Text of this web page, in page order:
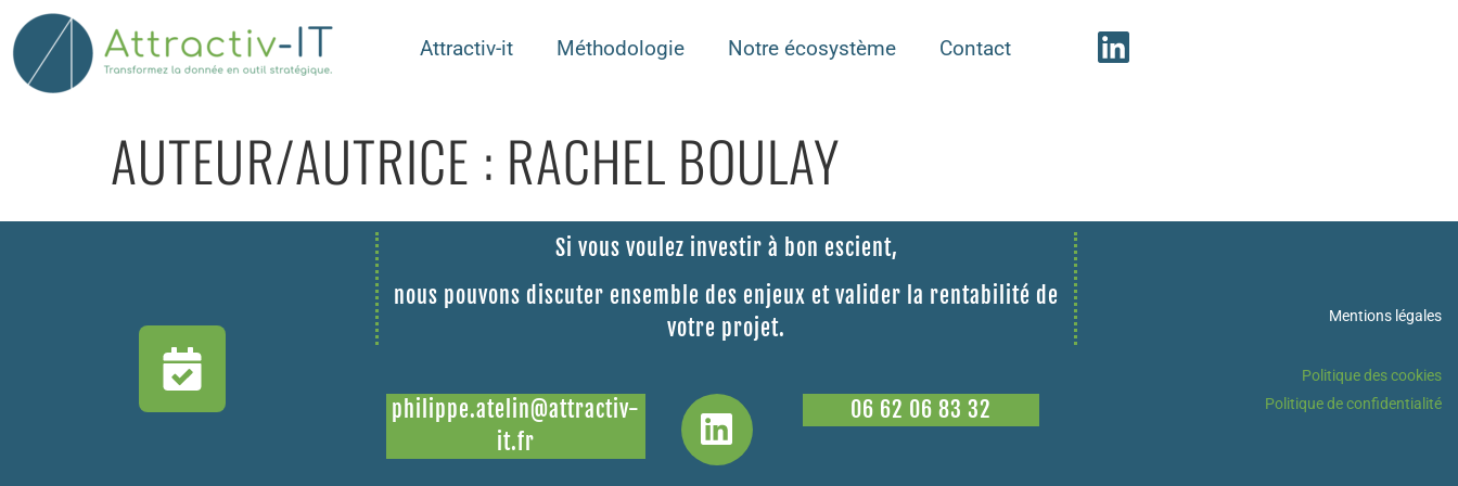
Attractiv-it Méthodologie Notre écosystème Contact
AUTEUR/AUTRICE : RACHEL BOULAY
Si vous voulez investir à bon escient,
nous pouvons discuter ensemble des enjeux et valider la rentabilité de
votre projet.
philippe.atelin@attractiv-
it.fr
06 62 06 83 32
Mentions légales
Politique des cookies
Politique de confidentialité